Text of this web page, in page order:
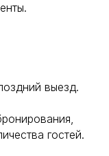
выезд.
гостей.